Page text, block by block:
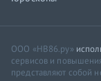
ООО «НВ86.ру»
сервисов и
представляют